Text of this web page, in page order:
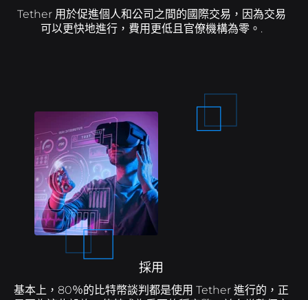
Tether 用於促進個人和公司之間的國際交易，因為交易
可以更快地進行，費用更低且官僚機構為零。.
採用
基本上，80％的比特幣談判都是使用 Tether 進行的，正